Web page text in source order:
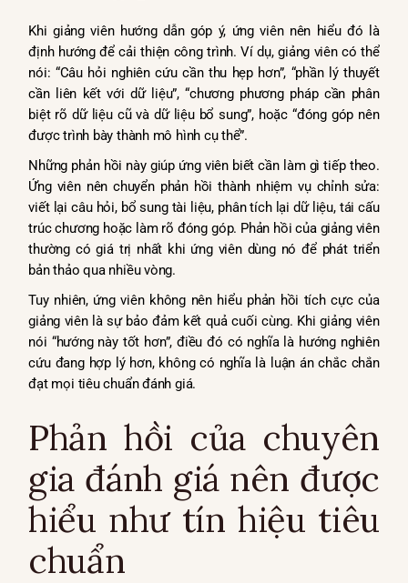
Khi giảng viên hướng dẫn góp ý, ứng viên nên hiểu đó là
định hướng để cải thiện công trình. Ví dụ, giảng viên có thể
nói: “Câu hỏi nghiên cứu cần thu hẹp hơn”, “phần lý thuyết
cần liên kết với dữ liệu”, “chương phương pháp cần phân
biệt rõ dữ liệu cũ và dữ liệu bổ sung”, hoặc “đóng góp nên
được trình bày thành mô hình cụ thể”.
Những phản hồi này giúp ứng viên biết cần làm gì tiếp theo.
Ứng viên nên chuyển phản hồi thành nhiệm vụ chỉnh sửa:
viết lại câu hỏi, bổ sung tài liệu, phân tích lại dữ liệu, tái cấu
trúc chương hoặc làm rõ đóng góp. Phản hồi của giảng viên
thường có giá trị nhất khi ứng viên dùng nó để phát triển
bản thảo qua nhiều vòng.
Tuy nhiên, ứng viên không nên hiểu phản hồi tích cực của
giảng viên là sự bảo đảm kết quả cuối cùng. Khi giảng viên
nói “hướng này tốt hơn”, điều đó có nghĩa là hướng nghiên
cứu đang hợp lý hơn, không có nghĩa là luận án chắc chắn
đạt mọi tiêu chuẩn đánh giá.
Phản hồi của chuyên
gia đánh giá nên được
hiểu như tín hiệu tiêu
chuẩn